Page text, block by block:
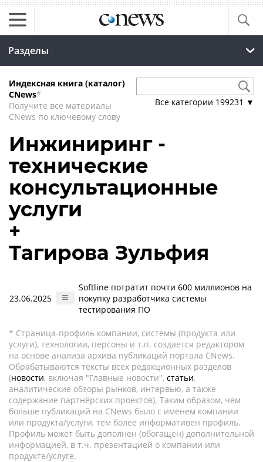
Разделы
Индексная книга (каталог)
CNews*
Получите все материалы
CNews по ключевому слову
Все категории 199231 ▼
Инжиниринг -
технические
консультационные
услуги
+
Тагирова Зульфия
23.06.2025
Softline потратит почти 600 миллионов на
покупку разработчика системы
тестирования ПО
* Страница-профиль компании, системы (продукта или
услуги), технологии, персоны и т.п. создается редактором
на основе анализа архива публикаций портала CNews.
Обрабатываются тексты всех редакционных разделов
(новости, включая "Главные новости", статьи,
аналитические обзоры рынков, интервью, а также
содержание партнёрских проектов). Таким образом, чем
больше публикаций на CNews было с именем компании
или продукта/услуги, тем более информативен профиль.
Профиль может быть дополнен (обогащен) дополнительной
информацией, в т.ч. презентацией о компании или
продукте/услуге.